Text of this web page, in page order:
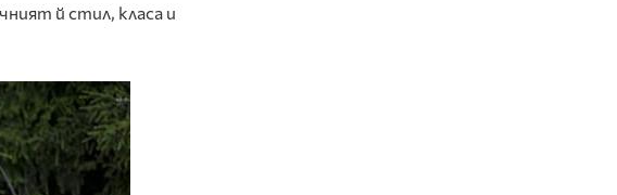
й стил, класа и